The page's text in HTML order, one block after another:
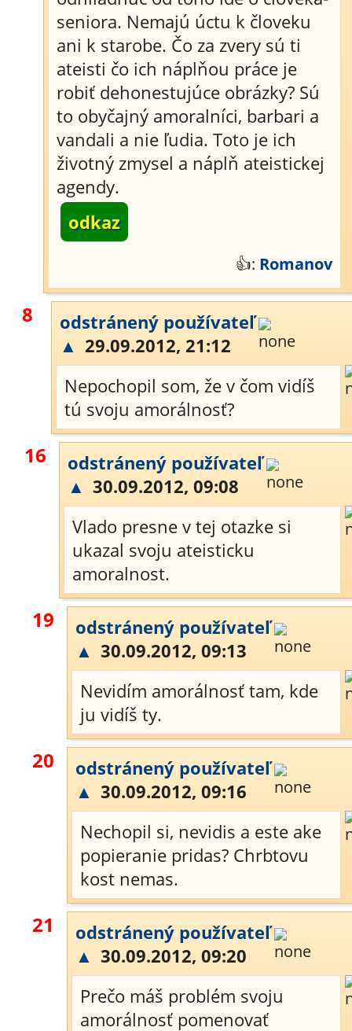
seniora. Nemajú úctu k človeku
ani k starobe. Čo za zvery sú ti
ateisti čo ich náplňou práce je
robiť dehonestujúce obrázky? Sú
to obyčajný amoralníci, barbari a
vandali a nie ľudia. Toto je ich
životný zmysel a náplň ateistickej
agendy.
odkaz
👍: Romanov
8
odstránený používateľ
▲ 29.09.2012, 21:12
Nepochopil som, že v čom vidíš
tú svoju amorálnosť?
16
odstránený používateľ
▲ 30.09.2012, 09:08
Vlado presne v tej otazke si
ukazal svoju ateisticku
amoralnost.
19
odstránený používateľ
▲ 30.09.2012, 09:13
Nevidím amorálnosť tam, kde
ju vidíš ty.
20
odstránený používateľ
▲ 30.09.2012, 09:16
Nechopil si, nevidis a este ake
popieranie pridas? Chrbtovu
kost nemas.
21
odstránený používateľ
▲ 30.09.2012, 09:20
Prečo máš problém svoju
amorálnosť pomenovať